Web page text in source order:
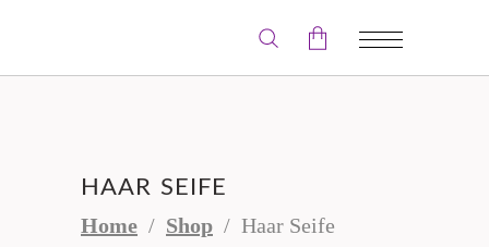
HAAR SEIFE
Home / Shop / Haar Seife